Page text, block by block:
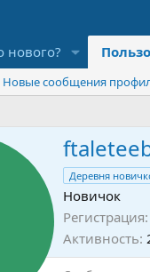
нового?
Новые сообщения
Деревня
Новичок
Регистрация
Активность